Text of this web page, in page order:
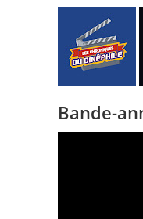
Bande-